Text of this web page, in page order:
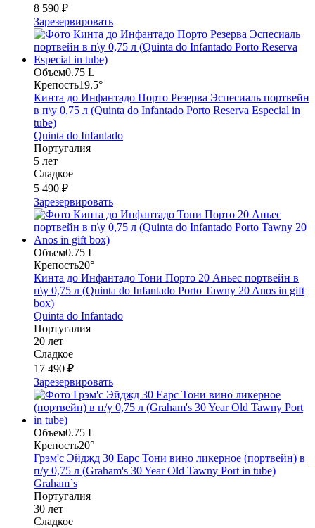
8 590 ₽
Зарезервировать
Объем0.75 L
Крепость19.5°
Кинта до Инфантадо Порто Резерва Эспесиаль портвейн
в п\у 0,75 л (Quinta do Infantado Porto Reserva Especial in
tube)
Quinta do Infantado
Португалия
5 лет
Сладкое
5 490 ₽
Зарезервировать
Объем0.75 L
Крепость20°
Кинта до Инфантадо Тони Порто 20 Аньес портвейн в
п\у 0,75 л (Quinta do Infantado Porto Tawny 20 Anos in gift
box)
Quinta do Infantado
Португалия
20 лет
Сладкое
17 490 ₽
Зарезервировать
Объем0.75 L
Крепость20°
Грэм'с Эйджд 30 Еарс Тони вино ликерное (портвейн) в
п/у 0,75 л (Graham's 30 Year Old Tawny Port in tube)
Graham`s
Португалия
30 лет
Сладкое